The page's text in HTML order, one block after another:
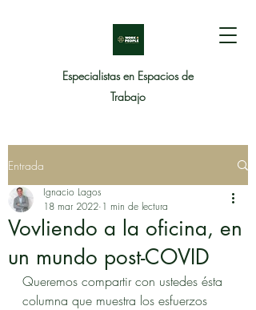
Especialistas en Espacios de
Trabajo
Entrada
Vovliendo a la oficina, en
un mundo post-COVID
Ignacio Lagos
18 mar 2022 1 min de lectura
Queremos compartir con ustedes ésta
columna que muestra los esfuerzos